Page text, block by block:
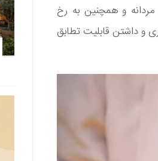
و همچنین به رخ
و داشتن قابلیت تطابق